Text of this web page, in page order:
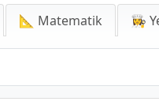
📐 Matematik 👩‍🍳